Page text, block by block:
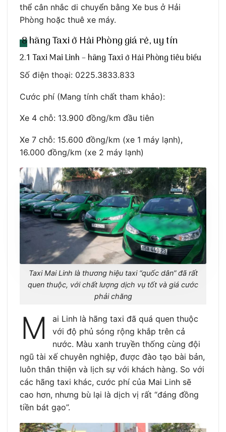
thể cân nhắc di chuyển bằng Xe bus ở Hải
Phòng hoặc thuê xe máy.
8 hãng Taxi ở Hải Phòng giá rẻ, uy tín
2.1 Taxi Mai Linh – hãng Taxi ở Hải Phòng tiêu biểu
Số điện thoại: 0225.3833.833
Cước phí (Mang tính chất tham khảo):
Xe 4 chỗ: 13.900 đồng/km đầu tiên
Xe 7 chỗ: 15.600 đồng/km (xe 1 máy lạnh),
16.000 đồng/km (xe 2 máy lạnh)
Taxi Mai Linh là thương hiệu taxi “quốc dân” đã rất
quen thuộc, với chất lượng dịch vụ tốt và giá cước
phải chăng
M
ai Linh là hãng taxi đã quá quen thuộc
với độ phủ sóng rộng khắp trên cả
nước. Màu xanh truyền thống cùng đội
ngũ tài xế chuyên nghiệp, được đào tạo bài bản,
luôn thân thiện và lịch sự với khách hàng. So với
các hãng taxi khác, cước phí của Mai Linh sẽ
cao hơn, nhưng bù lại là dịch vị rất “đáng đồng
tiền bát gạo”.